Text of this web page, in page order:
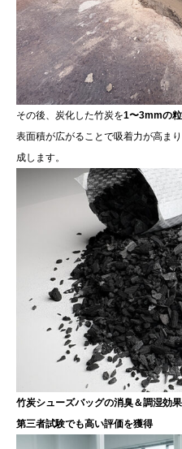
その後、炭化した竹炭を1〜3mmの
表面積が広がることで吸着力が高ま
成します。
竹炭シューズバッグの消臭＆調湿効
第三者試験でも高い評価を獲得